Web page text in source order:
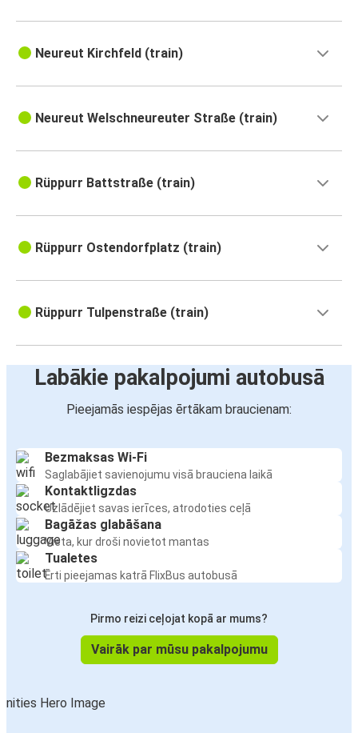
Neureut Kirchfeld (train)
Neureut Welschneureuter Straße (train)
Rüppurr Battstraße (train)
Rüppurr Ostendorfplatz (train)
Rüppurr Tulpenstraße (train)
Labākie pakalpojumi autobusā
Pieejamās iespējas ērtākam braucienam:
Bezmaksas Wi-Fi
Saglabājiet savienojumu visā brauciena laikā
Kontaktligzdas
Uzlādējiet savas ierīces, atrodoties ceļā
Bagāžas glabāšana
Vieta, kur droši novietot mantas
Tualetes
Ērti pieejamas katrā FlixBus autobusā
Pirmo reizi ceļojat kopā ar mums?
Vairāk par mūsu pakalpojumu